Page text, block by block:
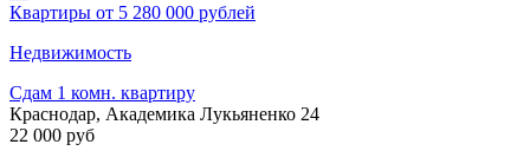
Квартиры от 5 280 000 рублей
Недвижимость
Сдам 1 комн. квартиру
Краснодар, Академика Лукьяненко 24
22 000 руб